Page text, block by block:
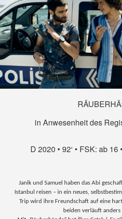
in Anwesenheit des
D 2020 • 92‘ • FSK: ab
Janik und Samuel haben das Abi
Istanbul reisen – in ein neues,
Trip wird ihre Freundschaft auf eine
beiden verläuft